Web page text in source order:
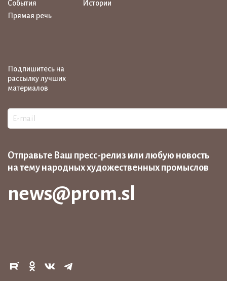
События
Истории
Прямая речь
Подпишитесь на
рассылку лучших
материалов
Отправьте Ваш пресс-релиз или любую новость
на тему народных художественных промыслов
news@prom.sl